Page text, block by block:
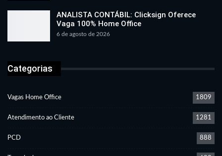
ANALISTA CONTÁBIL: Clicksign Oferece
Vaga 100% Home Office
6 de agosto de 2026
Categorias
Vagas Home Office 1809
Atendimento ao Cliente 1281
PCD 888